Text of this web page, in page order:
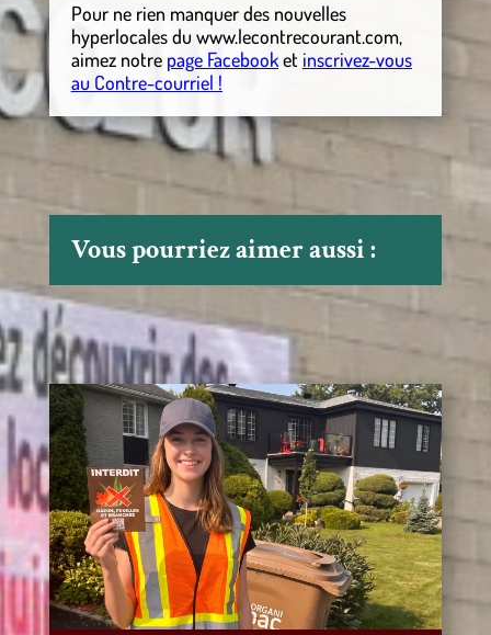
Pour ne rien manquer des nouvelles
hyperlocalesdu www.lecontrecourant.com,
aimez notre page Facebooket inscrivez-vous
au Contre-courriel !
Vous pourriez aimer aussi :